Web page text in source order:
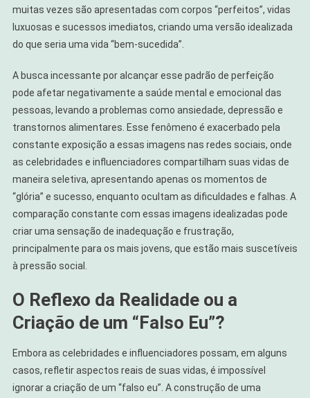
muitas vezes são apresentadas com corpos “perfeitos”, vidas
luxuosas e sucessos imediatos, criando uma versão idealizada
do que seria uma vida “bem-sucedida”.
A busca incessante por alcançar esse padrão de perfeição
pode afetar negativamente a saúde mental e emocional das
pessoas, levando a problemas como ansiedade, depressão e
transtornos alimentares. Esse fenômeno é exacerbado pela
constante exposição a essas imagens nas redes sociais, onde
as celebridades e influenciadores compartilham suas vidas de
maneira seletiva, apresentando apenas os momentos de
“glória” e sucesso, enquanto ocultam as dificuldades e falhas. A
comparação constante com essas imagens idealizadas pode
criar uma sensação de inadequação e frustração,
principalmente para os mais jovens, que estão mais suscetíveis
à pressão social.
O Reflexo da Realidade ou a
Criação de um “Falso Eu”?
Embora as celebridades e influenciadores possam, em alguns
casos, refletir aspectos reais de suas vidas, é impossível
ignorar a criação de um “falso eu”. A construção de uma